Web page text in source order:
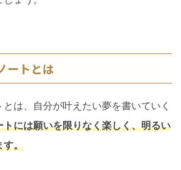
ートとは
は、自分が叶えたい夢を書いていく
トには願いを限りなく楽しく、明るい
す。